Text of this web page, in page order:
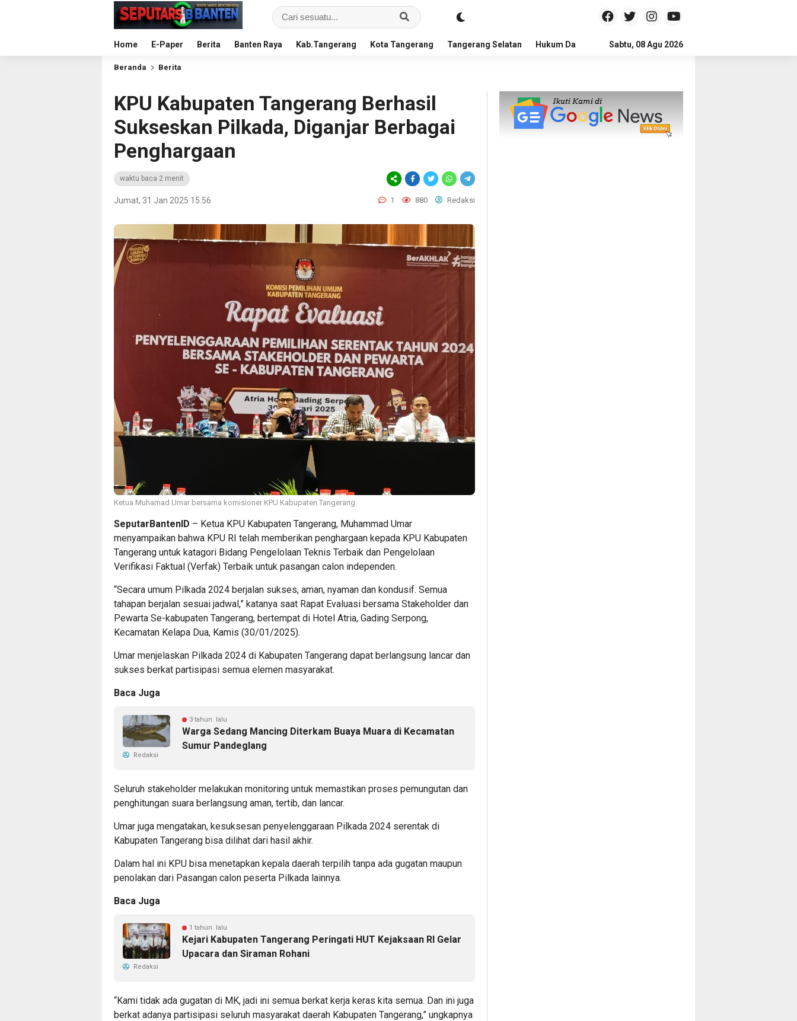
Home E-Paper Berita Banten Raya Kab.Tangerang Kota Tangerang Tangerang Selatan Hukum Dan Kriminal Politik Pendidikan
Sabtu, 08 Agu 2026
Beranda Berita
KPU Kabupaten Tangerang Berhasil
Sukseskan Pilkada, Diganjar Berbagai
Penghargaan
waktu baca 2 menit
Jumat, 31 Jan 2025 15:56 1 880 Redaksi
Ketua Muhamad Umar bersama komisioner KPU Kabupaten Tangerang.
SeputarBantenID – Ketua KPU Kabupaten Tangerang, Muhammad Umar
menyampaikan bahwa KPU RI telah memberikan penghargaan kepada KPU Kabupaten
Tangerang untuk katagori Bidang Pengelolaan Teknis Terbaik dan Pengelolaan
Verifikasi Faktual (Verfak) Terbaik untuk pasangan calon independen.
“Secara umum Pilkada 2024 berjalan sukses, aman, nyaman dan kondusif. Semua
tahapan berjalan sesuai jadwal,” katanya saat Rapat Evaluasi bersama Stakeholder dan
Pewarta Se-kabupaten Tangerang, bertempat di Hotel Atria, Gading Serpong,
Kecamatan Kelapa Dua, Kamis (30/01/2025).
Umar menjelaskan Pilkada 2024 di Kabupaten Tangerang dapat berlangsung lancar dan
sukses berkat partisipasi semua elemen masyarakat.
Baca Juga
3 tahun lalu
Warga Sedang Mancing Diterkam Buaya Muara di Kecamatan
Sumur Pandeglang
Redaksi
Seluruh stakeholder melakukan monitoring untuk memastikan proses pemungutan dan
penghitungan suara berlangsung aman, tertib, dan lancar.
Umar juga mengatakan, kesuksesan penyelenggaraan Pilkada 2024 serentak di
Kabupaten Tangerang bisa dilihat dari hasil akhir.
Dalam hal ini KPU bisa menetapkan kepala daerah terpilih tanpa ada gugatan maupun
penolakan dari Pasangan calon peserta Pilkada lainnya.
Baca Juga
1 tahun lalu
Kejari Kabupaten Tangerang Peringati HUT Kejaksaan RI Gelar
Upacara dan Siraman Rohani
Redaksi
“Kami tidak ada gugatan di MK, jadi ini semua berkat kerja keras kita semua. Dan ini juga
berkat adanya partisipasi seluruh masyarakat daerah Kabupaten Tangerang,” ungkapnya